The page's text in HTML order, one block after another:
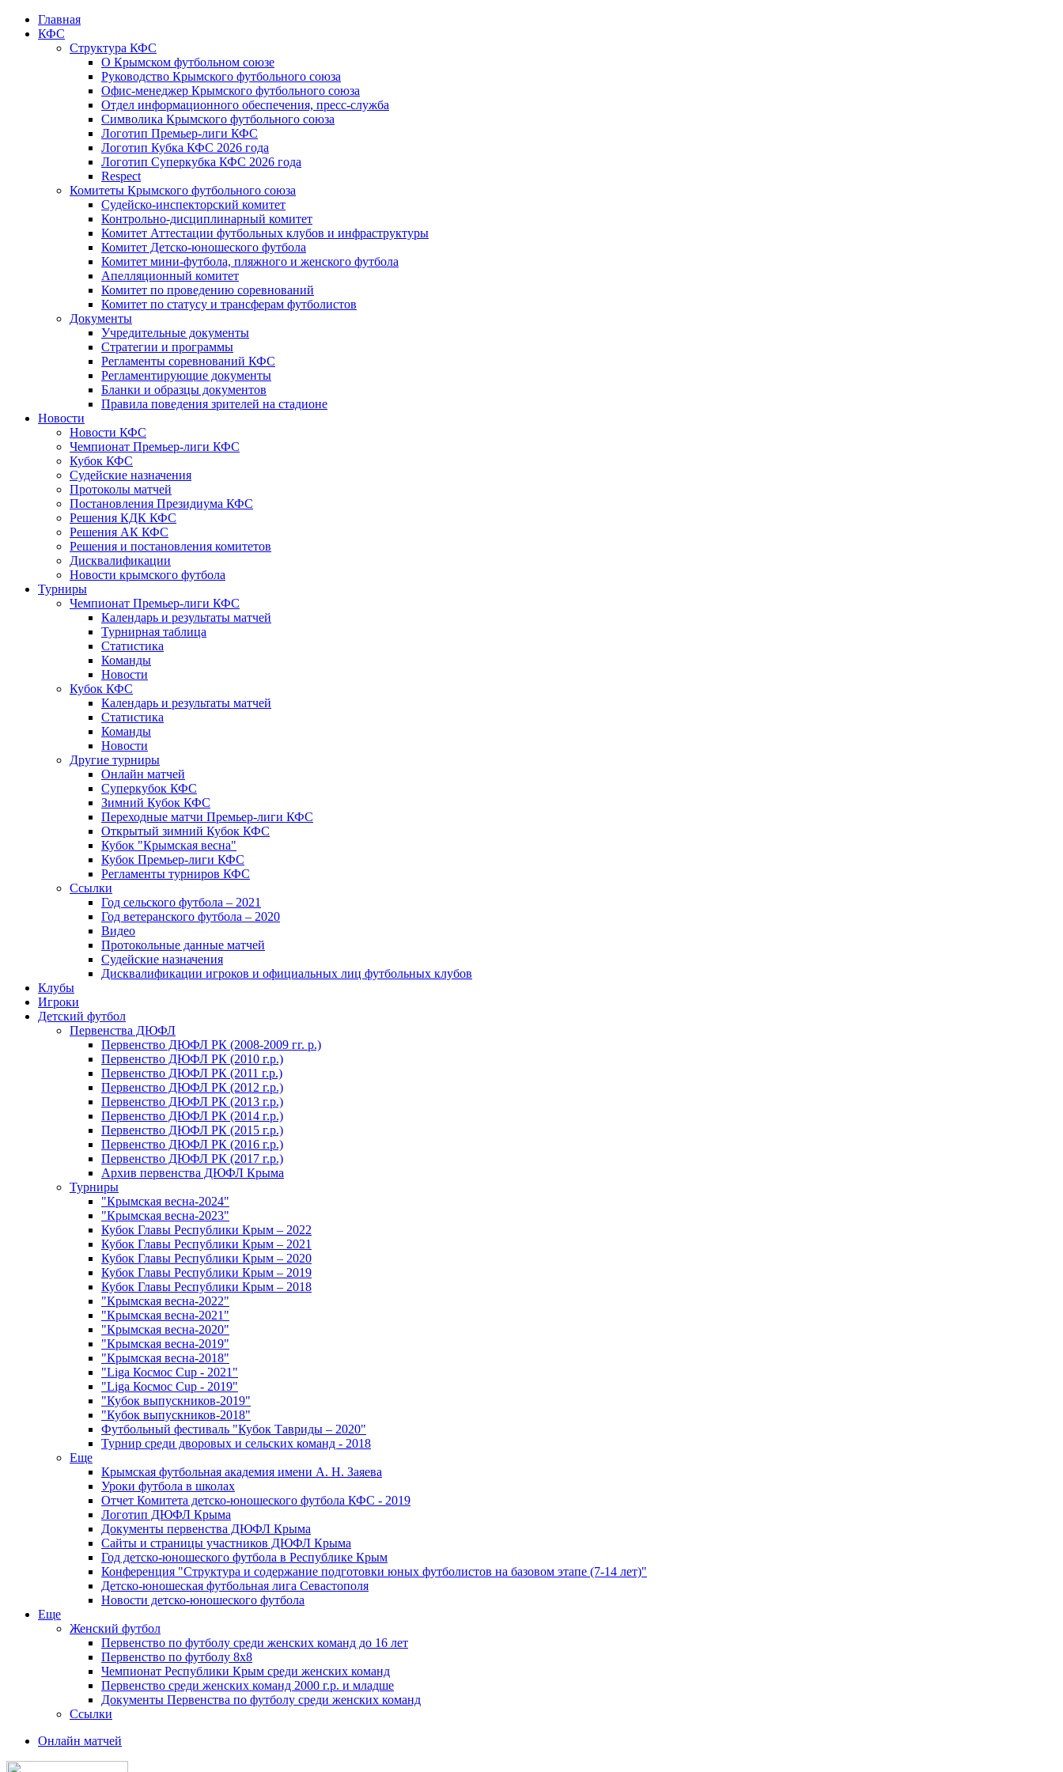
Главная
КФС
Структура КФС
О Крымском футбольном союзе
Руководство Крымского футбольного союза
Офис-менеджер Крымского футбольного союза
Отдел информационного обеспечения, пресс-служба
Символика Крымского футбольного союза
Логотип Премьер-лиги КФС
Логотип Кубка КФС 2026 года
Логотип Суперкубка КФС 2026 года
Respect
Комитеты Крымского футбольного союза
Судейско-инспекторский комитет
Контрольно-дисциплинарный комитет
Комитет Аттестации футбольных клубов и инфраструктуры
Комитет Детско-юношеского футбола
Комитет мини-футбола, пляжного и женского футбола
Апелляционный комитет
Комитет по проведению соревнований
Комитет по статусу и трансферам футболистов
Документы
Учредительные документы
Стратегии и программы
Регламенты соревнований КФС
Регламентирующие документы
Бланки и образцы документов
Правила поведения зрителей на стадионе
Новости
Новости КФС
Чемпионат Премьер-лиги КФС
Кубок КФС
Судейские назначения
Протоколы матчей
Постановления Президиума КФС
Решения КДК КФС
Решения АК КФС
Решения и постановления комитетов
Дисквалификации
Новости крымского футбола
Турниры
Чемпионат Премьер-лиги КФС
Календарь и результаты матчей
Турнирная таблица
Статистика
Команды
Новости
Кубок КФС
Календарь и результаты матчей
Статистика
Команды
Новости
Другие турниры
Онлайн матчей
Суперкубок КФС
Зимний Кубок КФС
Переходные матчи Премьер-лиги КФС
Открытый зимний Кубок КФС
Кубок "Крымская весна"
Кубок Премьер-лиги КФС
Регламенты турниров КФС
Ссылки
Год сельского футбола – 2021
Год ветеранского футбола – 2020
Видео
Протокольные данные матчей
Судейские назначения
Дисквалификации игроков и официальных лиц футбольных клубов
Клубы
Игроки
Детский футбол
Первенства ДЮФЛ
Первенство ДЮФЛ РК (2008-2009 гг. р.)
Первенство ДЮФЛ РК (2010 г.р.)
Первенство ДЮФЛ РК (2011 г.р.)
Первенство ДЮФЛ РК (2012 г.р.)
Первенство ДЮФЛ РК (2013 г.р.)
Первенство ДЮФЛ РК (2014 г.р.)
Первенство ДЮФЛ РК (2015 г.р.)
Первенство ДЮФЛ РК (2016 г.р.)
Первенство ДЮФЛ РК (2017 г.р.)
Архив первенства ДЮФЛ Крыма
Турниры
"Крымская весна-2024"
"Крымская весна-2023"
Кубок Главы Республики Крым – 2022
Кубок Главы Республики Крым – 2021
Кубок Главы Республики Крым – 2020
Кубок Главы Республики Крым – 2019
Кубок Главы Республики Крым – 2018
"Крымская весна-2022"
"Крымская весна-2021"
"Крымская весна-2020"
"Крымская весна-2019"
"Крымская весна-2018"
"Liga Космос Cup - 2021"
"Liga Космос Cup - 2019"
"Кубок выпускников-2019"
"Кубок выпускников-2018"
Футбольный фестиваль "Кубок Тавриды – 2020"
Турнир среди дворовых и сельских команд - 2018
Еще
Крымская футбольная академия имени А. Н. Заяева
Уроки футбола в школах
Отчет Комитета детско-юношеского футбола КФС - 2019
Логотип ДЮФЛ Крыма
Документы первенства ДЮФЛ Крыма
Сайты и страницы участников ДЮФЛ Крыма
Год детско-юношеского футбола в Республике Крым
Конференция "Структура и содержание подготовки юных футболистов на базовом этапе (7-14 лет)"
Детско-юношеская футбольная лига Севастополя
Новости детско-юношеского футбола
Еще
Женский футбол
Первенство по футболу среди женских команд до 16 лет
Первенство по футболу 8х8
Чемпионат Республики Крым среди женских команд
Первенство среди женских команд 2000 г.р. и младше
Документы Первенства по футболу среди женских команд
Ссылки
Онлайн матчей